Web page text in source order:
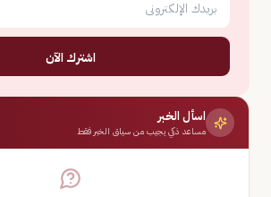
اشترك الآن
اسأل الخبر
مساعد ذكي يجيب من سياق الخبر فقط